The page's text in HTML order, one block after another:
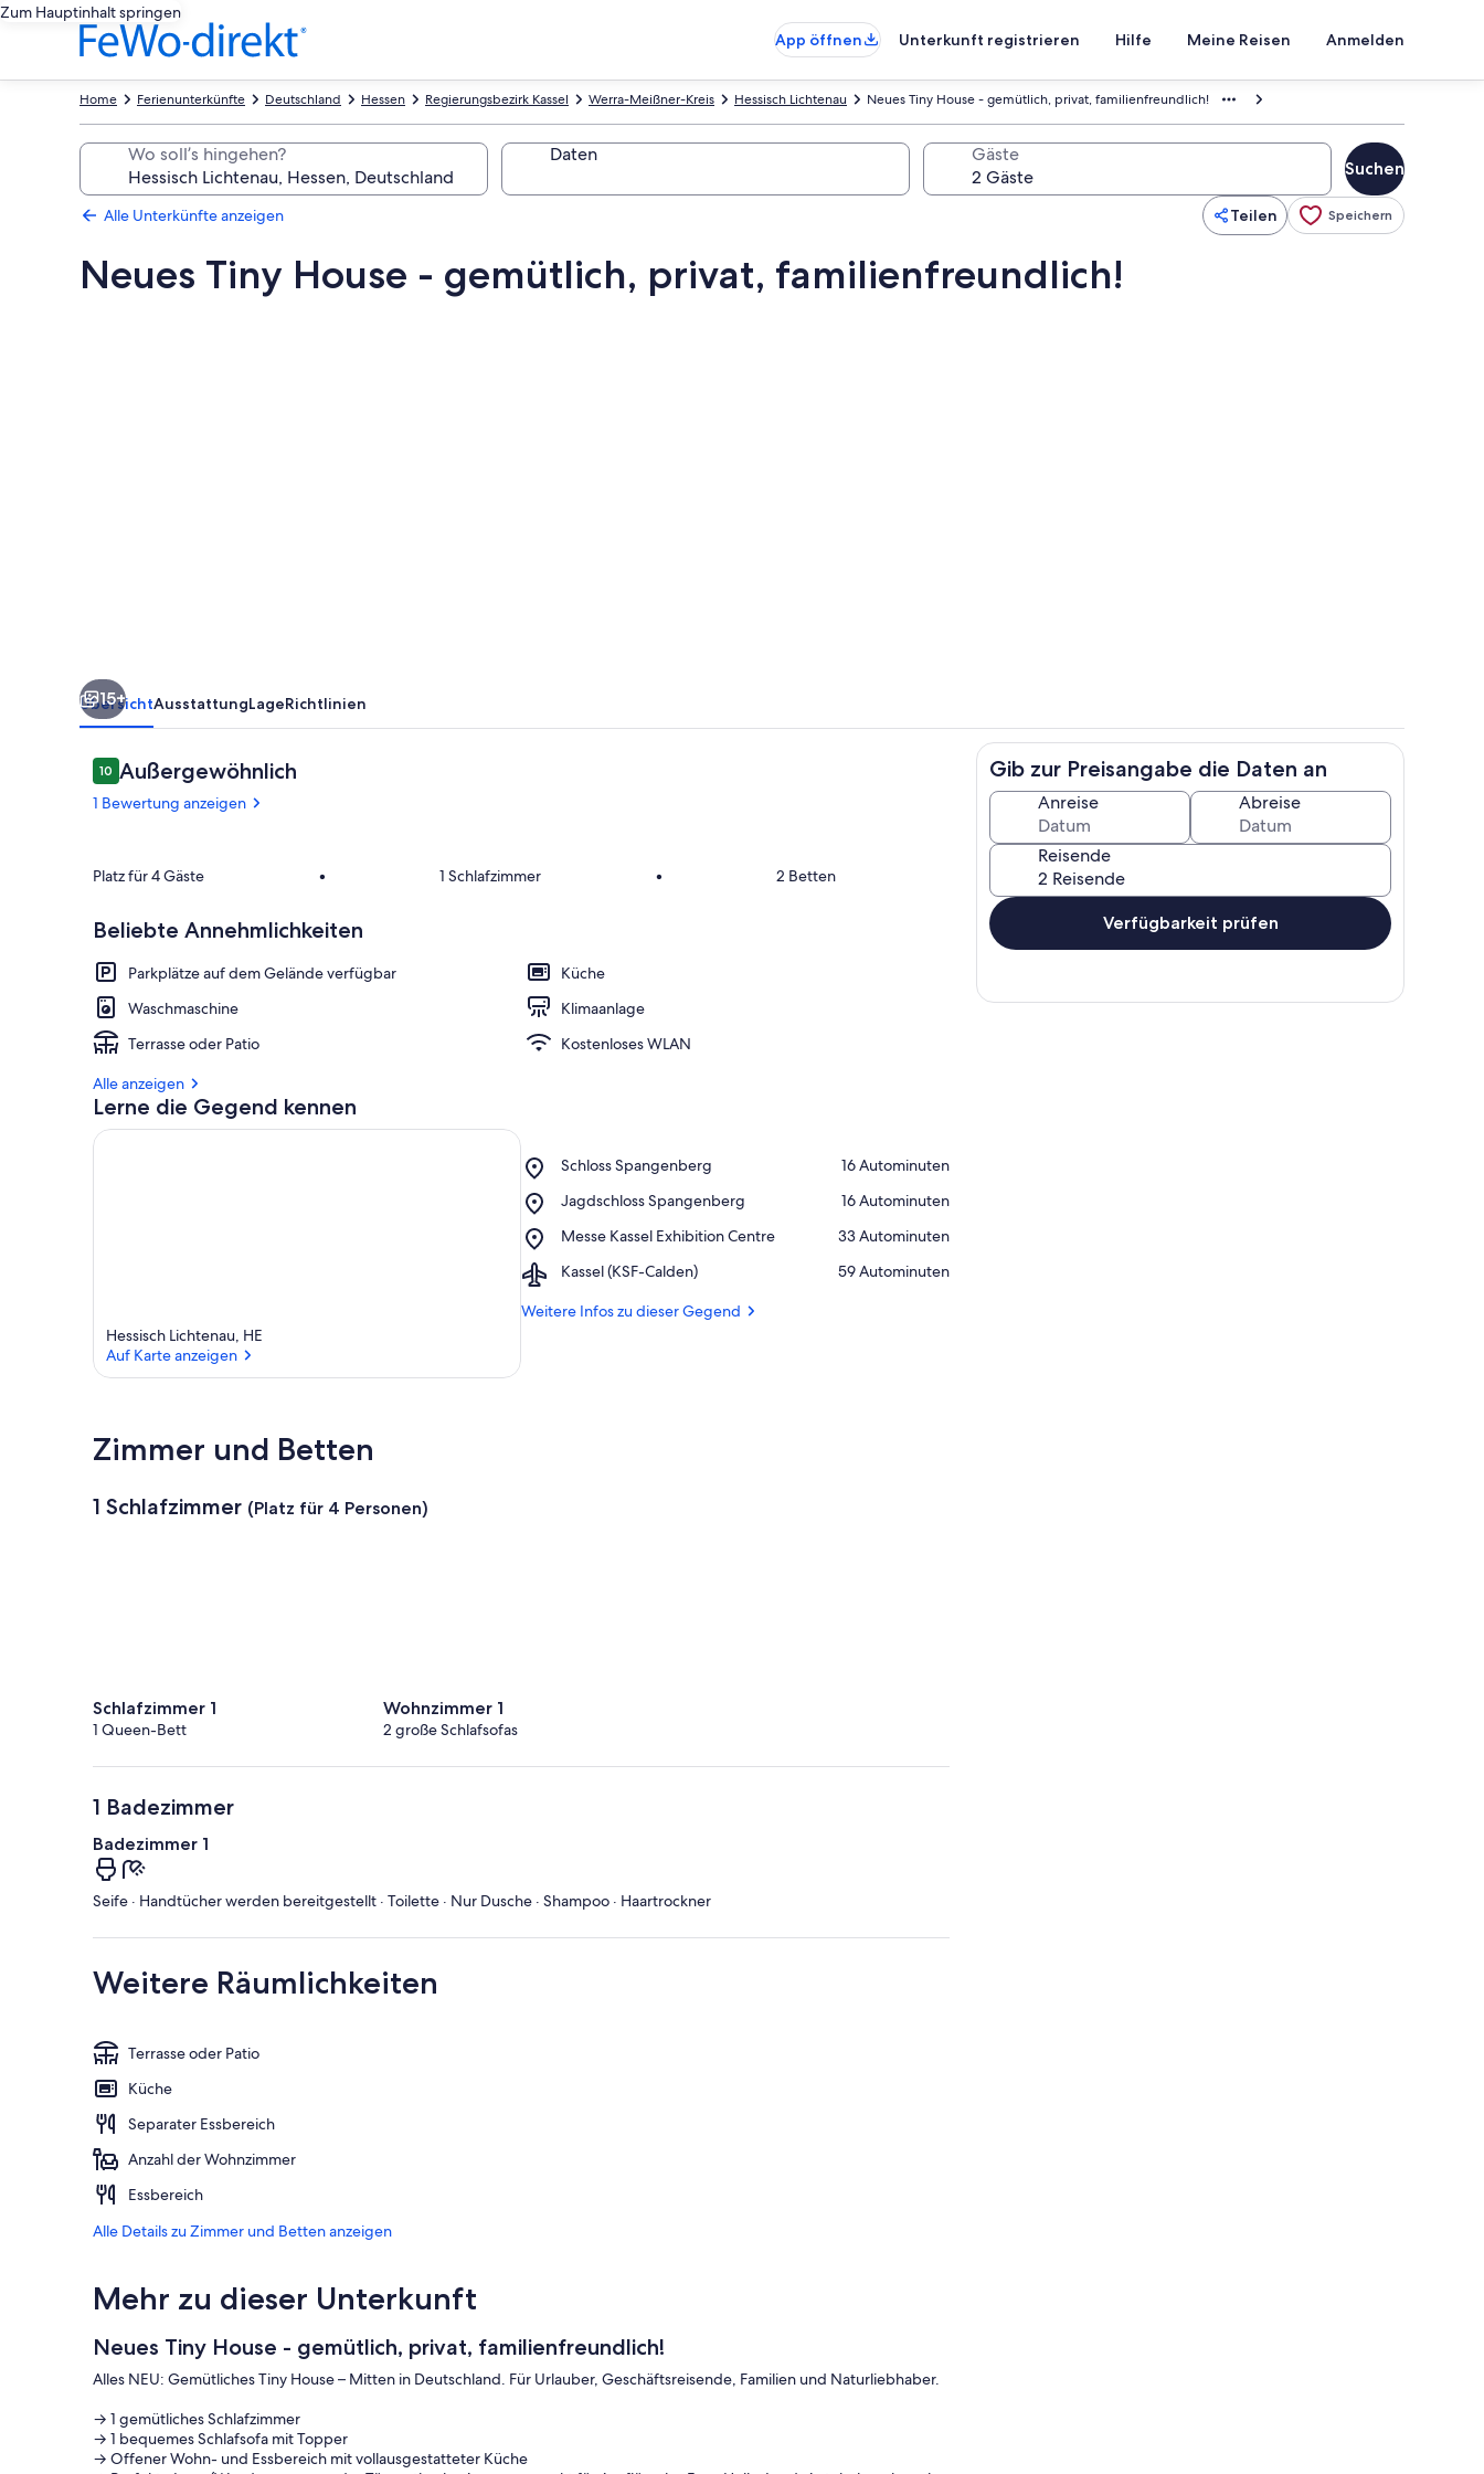
Zum Hauptinhalt springen
App öffnen
Unterkunft registrieren Hilfe Meine Reisen Anmelden
Neues Tiny House - gemütlich, privat, familienfreundlich!
Hessisch Lichtenau
Werra-Meißner-Kreis
Regierungsbezirk Kassel
Hessen
Deutschland
Ferienunterkünfte
Home
Wo soll’s hingehen? Daten Gäste
Suchen
Alle Unterkünfte anzeigen Teilen Speichern
Neues Tiny House - gemütlich, privat, familienfreundlich!
Speisen
Eigene Küche
15+
ÜbersichtAusstattungLageRichtlinien
Bewertungen
1010 von 10.
Außergewöhnlich
1 Bewertung anzeigen
Platz für 4 Gäste • 1 Schlafzimmer • 2 Betten
Beliebte Annehmlichkeiten
Parkplätze auf dem Gelände verfügbar
Küche
Waschmaschine
Klimaanlage
Terrasse oder Patio
Kostenloses WLAN
Alle anzeigen
Lerne die Gegend kennen
Hessisch Lichtenau, HE
Auf Karte anzeigen
Schloss Spangenberg
Place,
Spangenberg
‪16 Autominuten‬
Jagdschloss Spangenberg
Place,
Spangenberg
‪16 Autominuten‬
Messe Kassel Exhibition Centre
Place,
Kassel
Centre
‪33 Autominuten‬
Kassel (KSF-Calden)
Airport,
(KSF-
‪59 Autominuten‬
Weitere Infos zu dieser Gegend
Zimmer und Betten
1 Schlafzimmer (Platz für 4 Personen)
Schlafzimmer 1
1 Queen-Bett
Wohnzimmer 1
2 große Schlafsofas
1 Badezimmer
Badezimmer 1
Seife · Handtücher werden bereitgestellt · Toilette · Nur Dusche · Shampoo · Haartrockner
Weitere Räumlichkeiten
Terrasse oder Patio
Küche
Separater Essbereich
Anzahl der Wohnzimmer
Essbereich
Alle Details zu Zimmer und Betten anzeigen
Mehr zu dieser Unterkunft
Neues Tiny House - gemütlich, privat, familienfreundlich!
Alles NEU: Gemütliches Tiny House – Mitten in Deutschland. Für Urlauber, Geschäftsreisende, Familien und Naturliebhaber.
→ 1 gemütliches Schlafzimmer
→ 1 bequemes Schlafsofa mit Topper
→ Offener Wohn- und Essbereich mit vollausgestatteter Küche
Gib zur Preisangabe die Daten an
Anreise Abreise
Reisende
Verfügbarkeit prüfen